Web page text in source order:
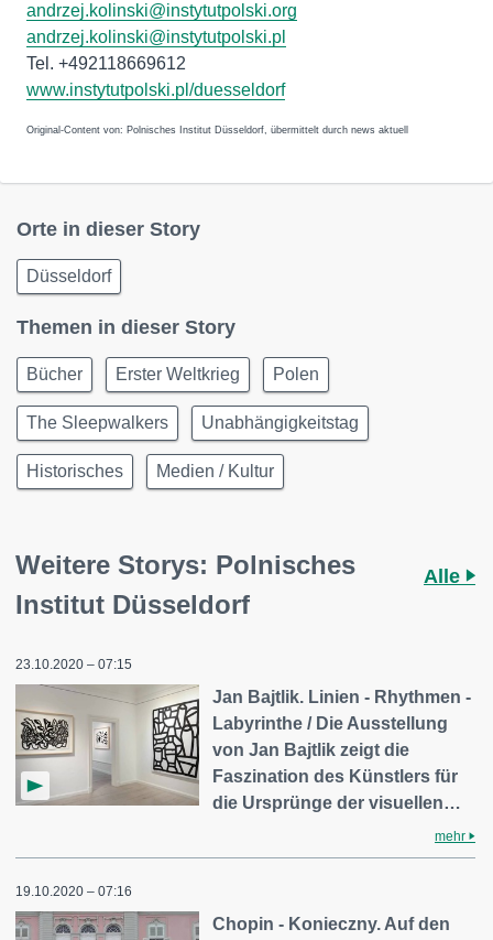
andrzej.kolinski@instytutpolski.org
andrzej.kolinski@instytutpolski.pl
Tel. +492118669612
www.instytutpolski.pl/duesseldorf
Original-Content von: Polnisches Institut Düsseldorf, übermittelt durch news aktuell
Orte in dieser Story
Düsseldorf
Themen in dieser Story
Bücher Erster Weltkrieg Polen
The Sleepwalkers Unabhängigkeitstag
Historisches Medien / Kultur
Weitere Storys: Polnisches
Institut Düsseldorf
Alle
23.10.2020 – 07:15
Jan Bajtlik. Linien - Rhythmen -
Labyrinthe / Die Ausstellung
von Jan Bajtlik zeigt die
Faszination des Künstlers für
die Ursprünge der visuellen…
mehr
19.10.2020 – 07:16
Chopin - Konieczny. Auf den